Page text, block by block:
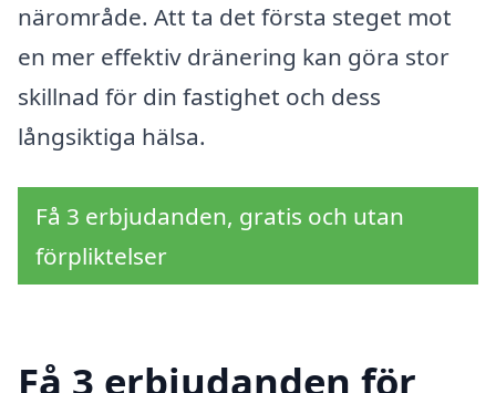
närområde. Att ta det första steget mot
en mer effektiv dränering kan göra stor
skillnad för din fastighet och dess
långsiktiga hälsa.
Få 3 erbjudanden, gratis och utan
förpliktelser
Få 3 erbjudanden för